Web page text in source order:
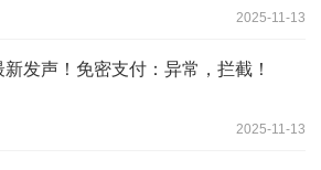
2025-11-13
新发声！免密支付：异常，拦截！
2025-11-13